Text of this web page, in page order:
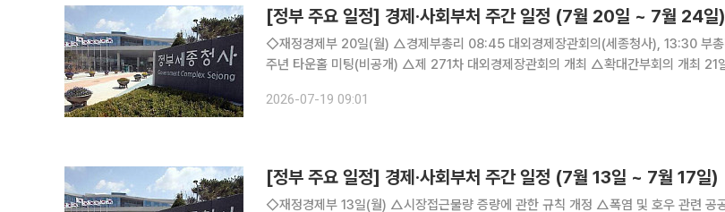
[정부 주요 일정] 경제·사회부처 주간 일정 (7월 20일 ~ 7월 24일)
◇재정경제부 20일(월) △경제부총리 08:45 대외경제장관회의(세종청사), 13:30 부총리 취임 1
주년 타운홀 미팅(비공개) △제 271차 대외경제장관회의 개최 △확대간부회의 개최 21일(화) △경
데호텔) △재경부 2차관 14:
2026-07-19 09:01
[정부 주요 일정] 경제·사회부처 주간 일정 (7월 13일 ~ 7월 17일)
◇재정경제부 13일(월) △시장접근물량 증량에 관한 규칙 개정 △폭염 및 호우 관련 공공계약 업무